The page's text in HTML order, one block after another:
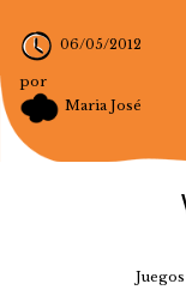
06/05/2012
por
Maria José